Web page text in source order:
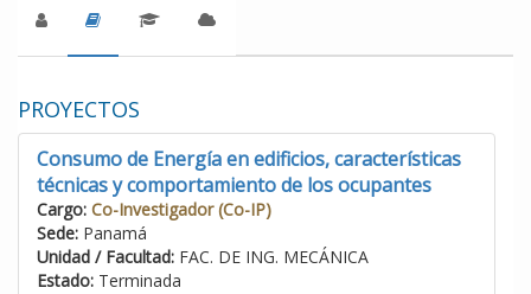
PROYECTOS
Consumo de Energía en edificios, características
técnicas y comportamiento de los ocupantes
Cargo: Co-Investigador (Co-IP)
Sede: Panamá
Unidad / Facultad: FAC. DE ING. MECÁNICA
Estado: Terminada